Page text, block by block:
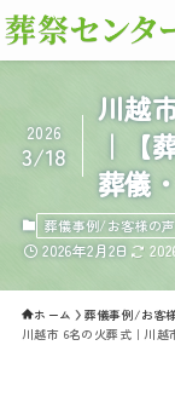
川越
｜【
葬儀
2026
3/18
葬儀事例/お客様の声
2026年2月2日
ホーム 葬儀事例/お客
川越市 6名の火葬式｜川